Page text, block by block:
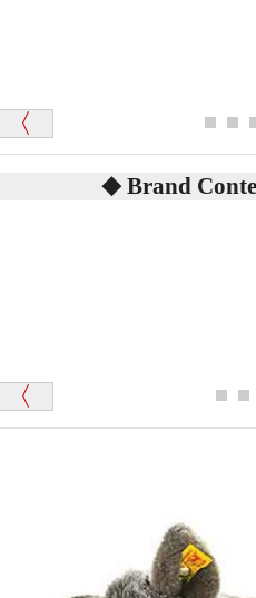
体をねかせたりおこしたり
記載しておりますので、ぜ
ディベアがいます。
「スクエーカー内蔵」と記
探してみてください。
当店はネット販売ですので
できません。
「商品説明が細やかで丁
「前に買ったことがあ
千葉県 U・Y
「ChatGPTを利用した
Brand